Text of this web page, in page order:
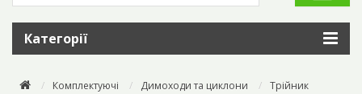
Категорії
Комплектуючі Димоходи та циклони
Трійник